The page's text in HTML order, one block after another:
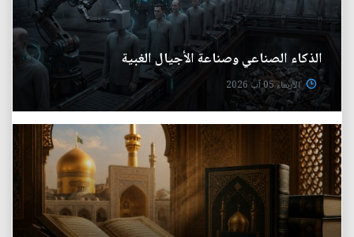
الذكاء الصناعي وصناعة الأجيال الغبية
الأربعاء 05 آب 2026